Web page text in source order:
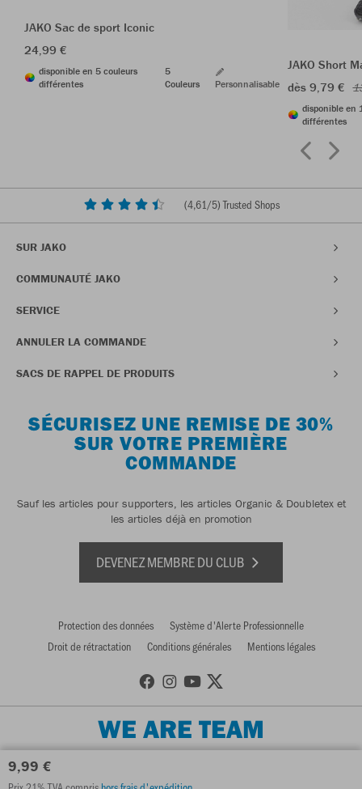
9,99 €
JAKO Sac de sport Iconic
24,99 €
disponible en 5 couleurs
différentes
5
Couleurs
Personnalisable
JAKO Short
dès 9,79 €
disponible en
différentes
(4,61/5) Trusted Shops
SUR JAKO
COMMUNAUTÉ JAKO
SERVICE
ANNULER LA COMMANDE
SACS DE RAPPEL DE PRODUITS
SÉCURISEZ UNE REMISE DE 30%
SUR VOTRE PREMIÈRE
COMMANDE
Sauf les articles pour supporters, les articles Organic & Doubletex et
les articles déjà en promotion
DEVENEZ MEMBRE DU CLUB
Protection des données
Système d'Alerte Professionnelle
Droit de rétractation
Conditions générales Mentions légales
WE ARE TEAM